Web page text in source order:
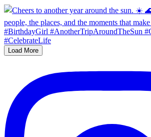
Load More